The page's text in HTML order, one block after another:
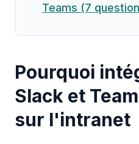
Teams (7
Pourquoi
Slack et
sur l'intranet